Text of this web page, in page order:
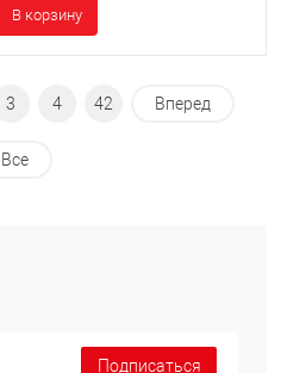
В корзину
3 4 42 Вперед
Все
Подписаться